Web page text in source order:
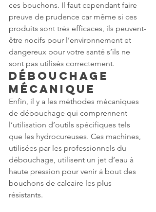
ces bouchons. Il faut cependant faire
preuve de prudence car même si ces
produits sont très efficaces, ils peuvent-
être nocifs pour l’environnement et
dangereux pour votre santé s’ils ne
sont pas utilisés correctement.
Débouchage
mécanique
Enfin, il y a les méthodes mécaniques
de débouchage qui comprennent
l’utilisation d’outils spécifiques tels
que les hydrocureuses. Ces machines,
utilisées par les professionnels du
débouchage, utilisent un jet d’eau à
haute pression pour venir à bout des
bouchons de calcaire les plus
résistants.